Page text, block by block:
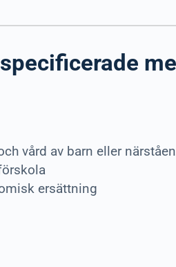
vård av barn eller
ersättning